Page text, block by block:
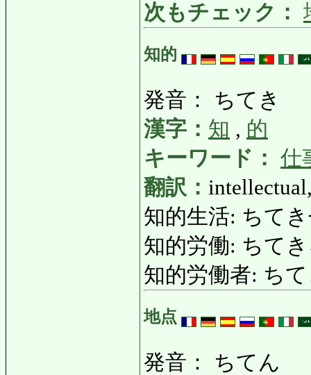
次もチェック：
知的
発音： ちてき
漢字： 知 , 的
キーワード： 仕
翻訳：
知的生活: ちて
知的労働: ちて
知的労働者: ち
地点
発音： ちてん